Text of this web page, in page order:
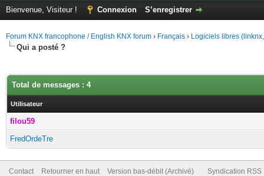
Bienvenue, Visiteur ! Connexion S’enregistrer
Forum KNX francophone / English KNX forum › Français › Logiciels libres
Qui a posté ?
Total de messages : 4
Utilisateur
filou59
FredOrdeTre
Contact Retourner en haut Version bas-débit (Archivé) Syndication RSS